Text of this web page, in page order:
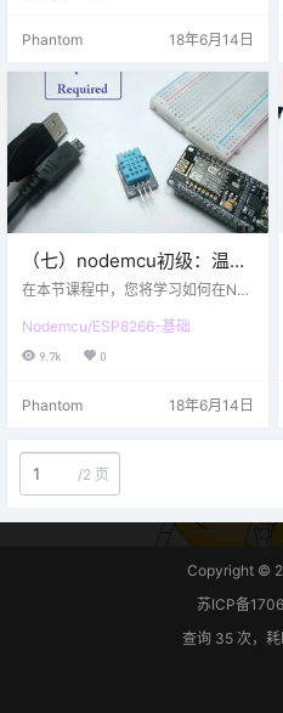
料准备 硬件清单 NodeMCU开发板
杜邦线 USB数据线 软件环境 *Ardui
no IDE（配置好了ESP8266环境）
步骤2：电路连接 光敏电阻实际上是
模拟性器件…
Phantom 18年6月14日
（七）nodemcu初级：温湿
度传感器（DHT11）的使用
在本节课程中，您将学习如何在Nod
器。并了解温湿度传感器的工作原
理，以及如何通过串口监视器查看
DHT11温湿度传感器一个 面包板一
66开发环境） 步骤2：简单说明 DH
T11是通过测量两个电极之间的电阻
Nodemcu/ESP8266-基础
9.7k 0
Phantom 18年6月14日
/2 页
Copyright ©
苏ICP备
查询 35 次，